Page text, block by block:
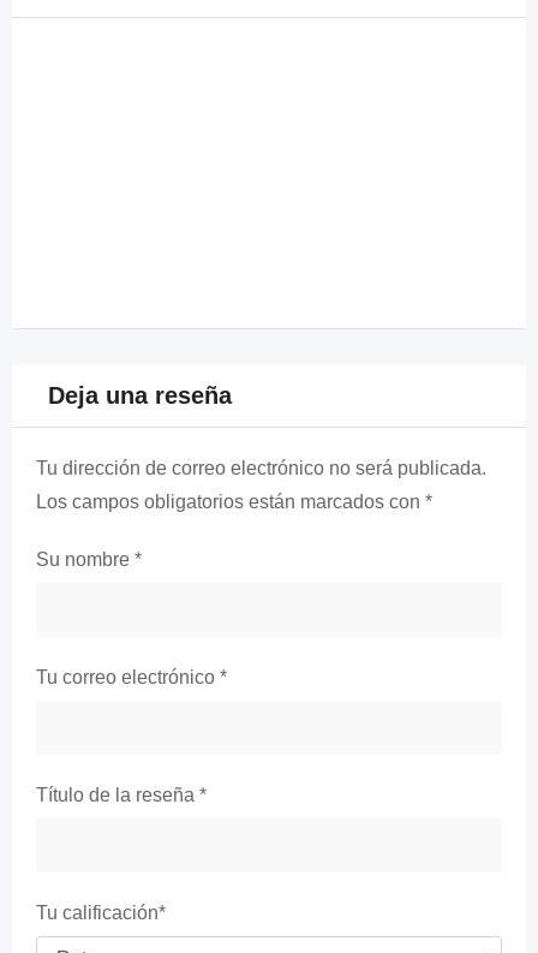
Deja una reseña
Tu dirección de correo electrónico no será publicada.
Los campos obligatorios están marcados con *
Su nombre *
Tu correo electrónico *
Título de la reseña *
Tu calificación*